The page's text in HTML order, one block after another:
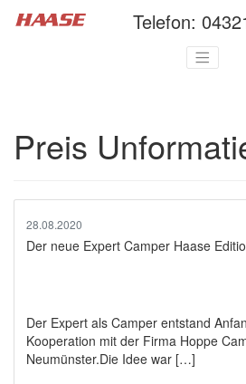
Telefon:
Preis
28.08.2020
Der neue Expert Camper Haase
Der Expert als Camper entstand
Kooperation mit der Firma Hoppe
Neumünster.Die Idee war […]